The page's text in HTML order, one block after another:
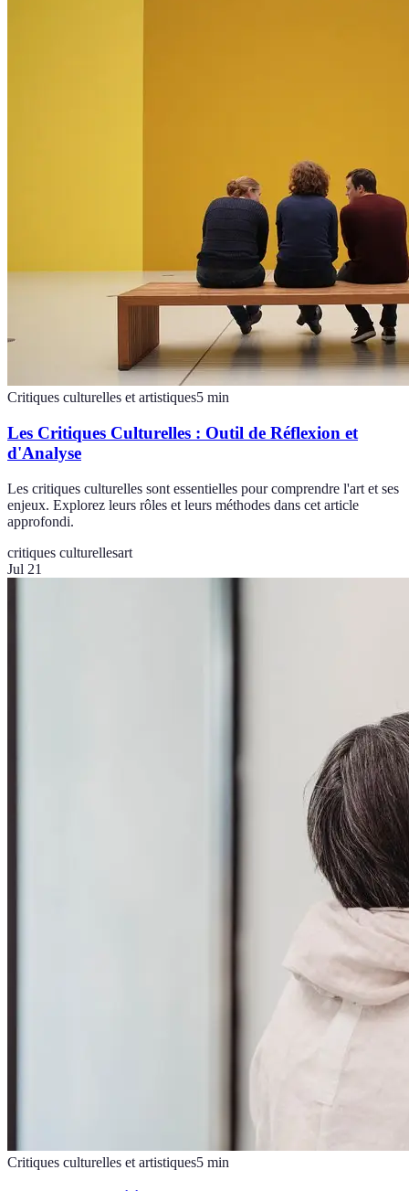
Critiques culturelles et artistiques5 min
Les Critiques Culturelles : Outil de Réflexion et
d'Analyse
Les critiques culturelles sont essentielles pour comprendre l'art et ses
enjeux. Explorez leurs rôles et leurs méthodes dans cet article
approfondi.
critiques culturellesart
Jul 21
Critiques culturelles et artistiques5 min